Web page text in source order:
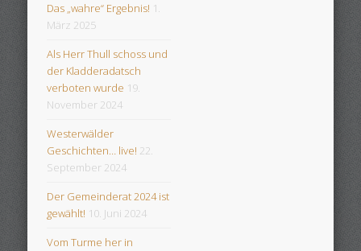
Das „wahre“ Ergebnis! 1.
März 2025
Als Herr Thull schoss und
der Kladderadatsch
verboten wurde 19.
November 2024
Westerwälder
Geschichten… live! 22.
September 2024
Der Gemeinderat 2024 ist
gewählt! 10. Juni 2024
Vom Turme her in